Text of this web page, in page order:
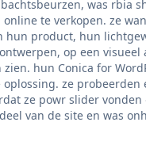
was rbia
te verkopen. ze
hun product, hun
op een visueel
hun Conica for
oplossing. ze
ze powr slider vonden
van de site en was